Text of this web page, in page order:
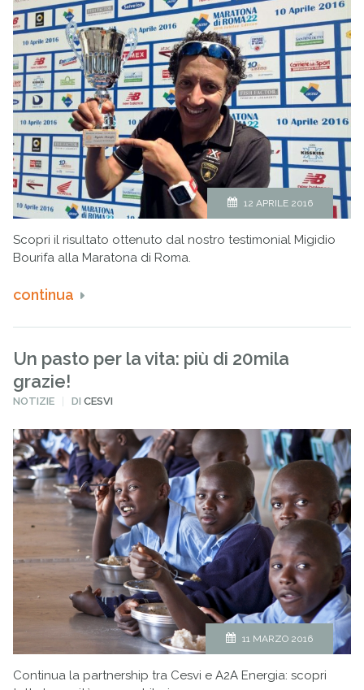
12 APRILE 2016
Scopri il risultato ottenuto dal nostro testimonial Migidio
Bourifa alla Maratona di Roma.
continua
Un pasto per la vita: più di 20mila
grazie!
PUBBLICATO
NOTIZIE DICESVI
11 MARZO 2016
Continua la partnership tra Cesvi e A2A Energia: scopri